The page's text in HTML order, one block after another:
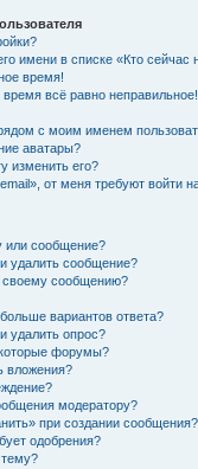
имени в списке «Кто сейчас
время!
всё равно неправильное!
с моим именем
аватары?
изменить его?
от меня требуют войти
или сообщение?
удалить сообщение?
своему сообщению?
вариантов ответа?
удалить опрос?
форумы?
вложения?
модератору?
при создании сообщения?
одобрения?